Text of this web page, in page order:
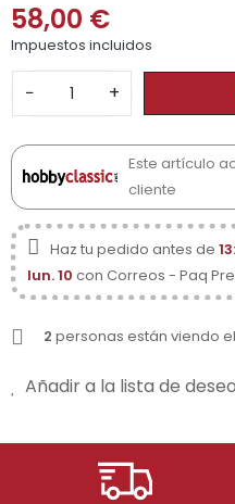
58,00 €
Impuestos incluidos
− +
Este artículo
cliente
Haz tu pedido antes de
lun. 10 con Correos - Paq
2 personas están viendo
Añadir a la lista de